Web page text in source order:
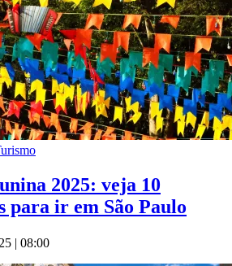
2025: veja 10
para ir em São Paulo
| 08:00